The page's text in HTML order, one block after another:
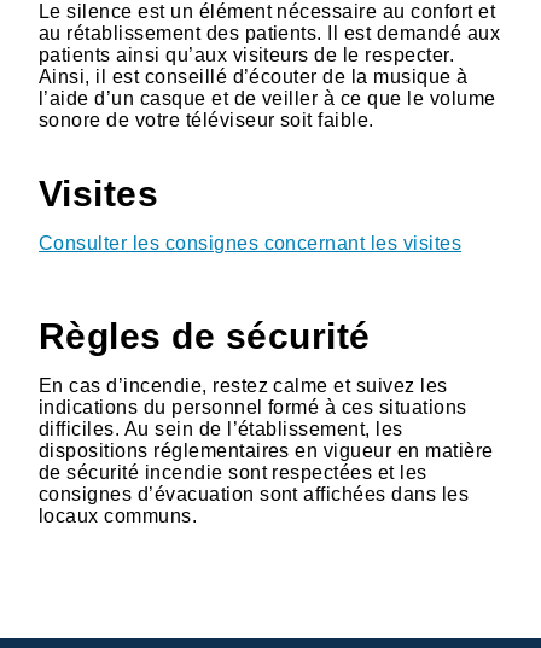
Le silence est un élément nécessaire au confort et
au rétablissement des patients. Il est demandé aux
patients ainsi qu’aux visiteurs de le respecter.
Ainsi, il est conseillé d’écouter de la musique à
l’aide d’un casque et de veiller à ce que le volume
sonore de votre téléviseur soit faible.
Visites
Consulter les consignes concernant les visites
Règles de sécurité
En cas d’incendie, restez calme et suivez les
indications du personnel formé à ces situations
difficiles. Au sein de l’établissement, les
dispositions réglementaires en vigueur en matière
de sécurité incendie sont respectées et les
consignes d’évacuation sont affichées dans les
locaux communs.